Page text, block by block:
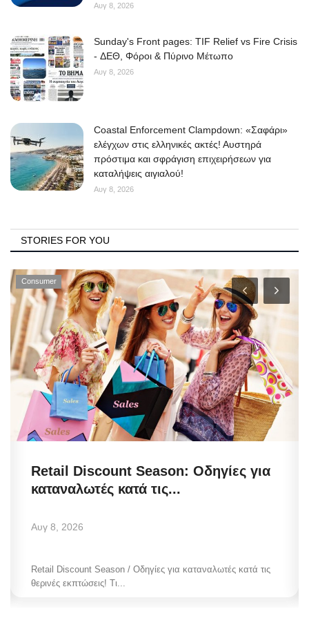
Αυγ 8, 2026
Sunday's Front pages: TIF Relief vs Fire Crisis
- ΔΕΘ, Φόροι & Πύρινο Μέτωπο
Αυγ 8, 2026
Coastal Enforcement Clampdown: «Σαφάρι»
ελέγχων στις ελληνικές ακτές! Αυστηρά
πρόστιμα και σφράγιση επιχειρήσεων για
καταλήψεις αιγιαλού!
Αυγ 8, 2026
STORIES FOR YOU
Consumer
Retail Discount Season: Οδηγίες για
καταναλωτές κατά τις...
Αυγ 8, 2026
Retail Discount Season / Οδηγίες για καταναλωτές κατά τις
θερινές εκπτώσεις! Τι...